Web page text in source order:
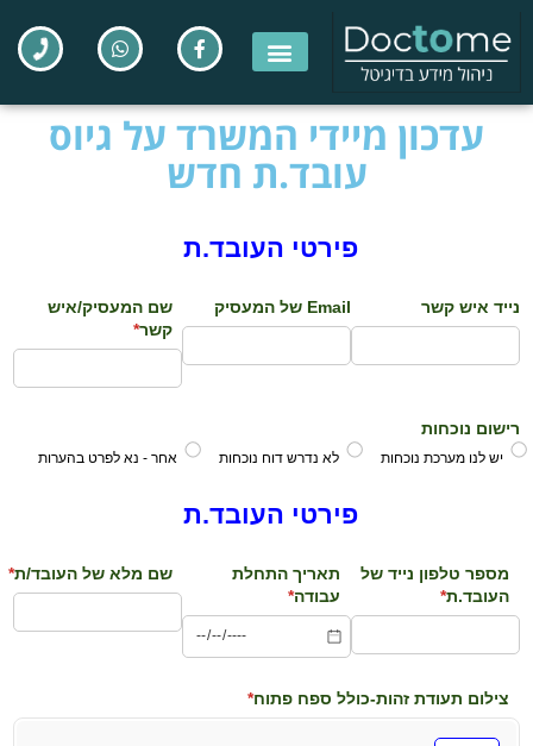
עדכון מיידי המשרד על גיוס
עובד.ת חדש
פירטי העובד.ת
נייד איש קשר Email של המעסיק
שם המעסיק/​איש
קשר*
(required)
רישום נוכחות
יש לנו מערכת נוכחות לא נדרש דוח נוכחות אחר - נא לפרט בהערות
פירטי העובד.ת
מספר טלפון נייד של
העובד.ת*
(required)
תאריך התחלת
עבודה*
(required)
שם מלא של העובד/​ת*
(required)
צילום תעודת זהות-כולל ספח פתוח*
(required)